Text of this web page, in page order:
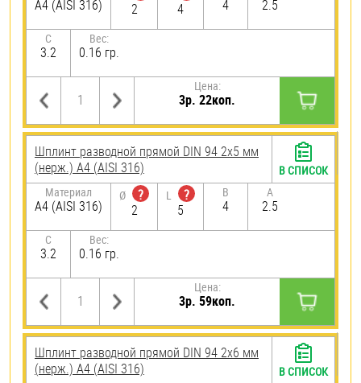
A4 (AISI 316)
2
4
4 2.5
C
3.2
Вес:
0.16 гр.
Цена:
3р. 22коп.
Шплинт разводной прямой DIN 94 2х5 мм
(нерж.) A4 (AISI 316)
Материал
A4 (AISI 316)
Ø
?
2
L
?
5
B
4
A
2.5
C
3.2
Вес:
0.16 гр.
Цена:
3р. 59коп.
В СПИСОК
Шплинт разводной прямой DIN 94 2х6 мм
(нерж.) A4 (AISI 316)
В СПИСОК